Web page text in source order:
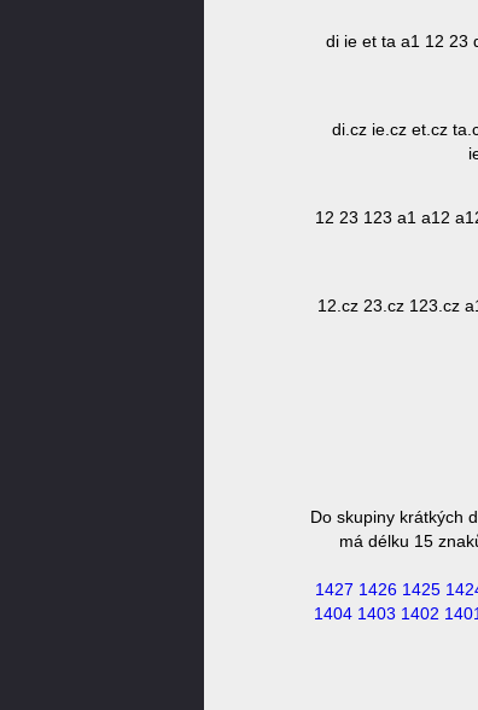
di ie et ta a1 12 23
di.cz ie.cz et.cz
12 23 123 a1 a12
12.cz 23.cz 123.cz
Do skupiny krátkých
má délku 15
1427 1426 1425
1404 1403 1402 1401